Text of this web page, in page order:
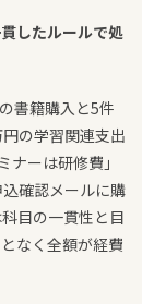
したルールで処
書籍購入と5件
の学習関連支出
ーは研修費」
確認メールに購
目の一貫性と目
なく全額が経費